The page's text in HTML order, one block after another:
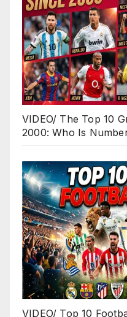
VIDEO/ The Top 10
2000: Who Is
VIDEO/ Top 10